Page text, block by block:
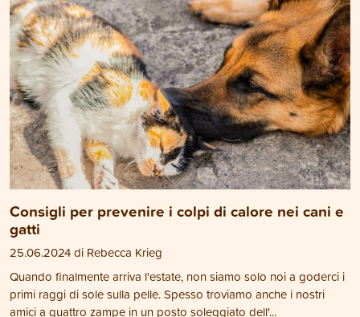
Consigli per prevenire i colpi di calore nei cani e
gatti
25.06.2024 di Rebecca Krieg
Quando finalmente arriva l'estate, non siamo solo noi a goderci i
primi raggi di sole sulla pelle. Spesso troviamo anche i nostri
amici a quattro zampe in un posto soleggiato dell'...